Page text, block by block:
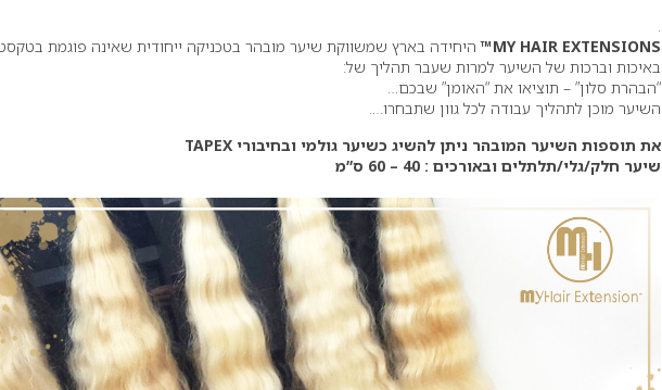
.
MY HAIR EXTENSIONS™
היחידה בארץ שמשווקת שיער מובהר בטכניקה ייחודית שאינה פוגמת
באיכות וברכות של השיער למרות שעבר תהליך של:
“הבהרת סלון” – תוציאו את “האומן” שבכם…
השיער מוכן לתהליך עבודה לכל גוון שתבחרו….
את תוספות השיער המובהר ניתן להשיג כשיער גולמי ובחיבורי TAPEX
שיער חלק/גלי/תלתלים ובאורכים : 40 – 60 ס”מ